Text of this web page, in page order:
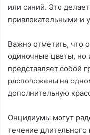
или синий. Это
привлекательными и
Важно отметить, что
одиночные цветы, но
представляет собой
расположены на
дополнительную
Онцидиумы могут
течение